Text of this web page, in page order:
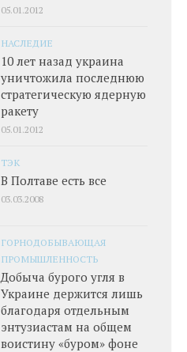
05.01.2012
НАСЛЕДИЕ
10 лет назад украина
уничтожила последнюю
стратегическую ядерную
ракету
05.01.2012
ТЭК
В Полтаве есть все
03.03.2008
ГОРНОДОБЫВАЮЩАЯ
ПРОМЫШЛЕННОСТЬ
Добыча бурого угля в
Украине держится лишь
благодаря отдельным
энтузиастам на общем
воистину «буром» фоне